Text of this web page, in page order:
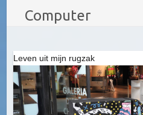
Computer
Leven uit mijn rugzak